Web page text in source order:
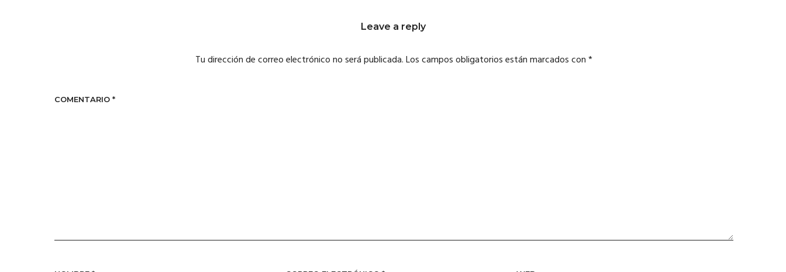
Leave a reply
Tu dirección de correo electrónico no será publicada.Los campos obligatorios están marcados con*
COMENTARIO *